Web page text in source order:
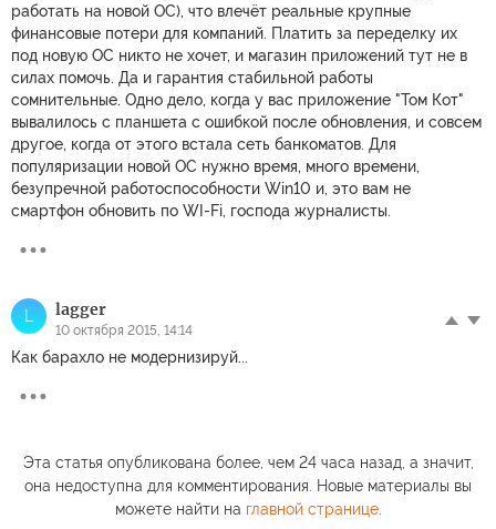
работать на новой ОС), что влечёт реальные крупные
финансовые потери для компаний. Платить за переделку их
под новую ОС никто не хочет, и магазин приложений тут не в
силах помочь. Да и гарантия стабильной работы
сомнительные. Одно дело, когда у вас приложение "Том Кот"
вывалилось с планшета с ошибкой после обновления, и совсем
другое, когда от этого встала сеть банкоматов. Для
популяризации новой ОС нужно время, много времени,
безупречной работоспособности Win10 и, это вам не
смартфон обновить по WI-Fi, господа журналисты.
L lagger
10 октября 2015, 14:14
Как барахло не модернизируй...
Эта статья опубликована более, чем 24 часа назад, а значит,
она недоступна для комментирования. Новые материалы вы
можете найти на главной странице.